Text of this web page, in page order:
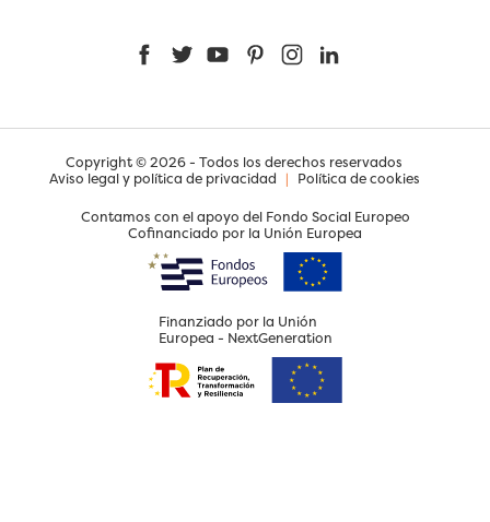
FacebookTwitterYouTubePinterestInstagram
Copyright © 2026 - Todos los derechos reservados
Aviso legal y política de privacidad | Política de cookies
Contamos con el apoyo del Fondo Social Europeo
Cofinanciado por la Unión Europea
Finanziado por la Unión
Europea - NextGeneration